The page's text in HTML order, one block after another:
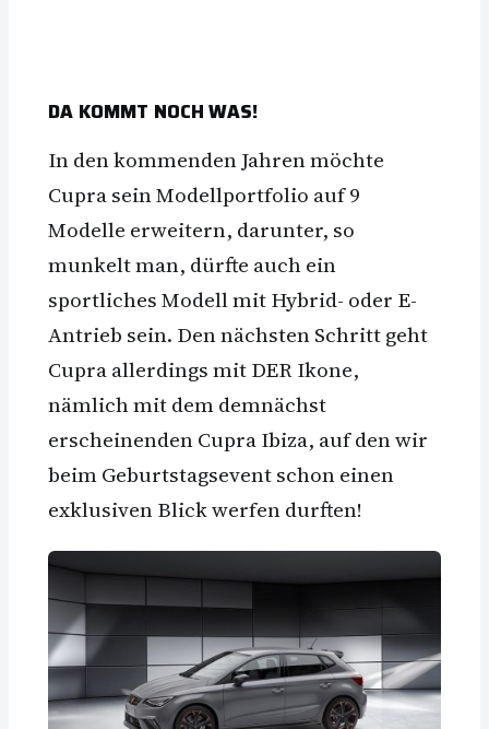
DA KOMMT NOCH WAS!
In den kommenden Jahren möchte
Cupra sein Modellportfolio auf 9
Modelle erweitern, darunter, so
munkelt man, dürfte auch ein
sportliches Modell mit Hybrid- oder E-
Antrieb sein. Den nächsten Schritt geht
Cupra allerdings mit DER Ikone,
nämlich mit dem demnächst
erscheinenden Cupra Ibiza, auf den wir
beim Geburtstagsevent schon einen
exklusiven Blick werfen durften!